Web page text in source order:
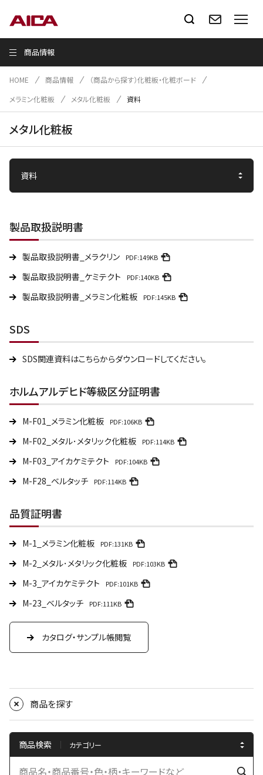
商品情報
HOME 商品情報
（商品から探す）化粧板・化粧ボード
メラミン化粧板
メタル化粧板 資料
メタル化粧板
製品取扱説明書
製品取扱説明書_メラクリン PDF:149KB
製品取扱説明書_ケミテクト PDF:140KB
製品取扱説明書_メラミン化粧板 PDF:145KB
SDS
SDS関連資料はこちらからダウンロードしてください。
ホルムアルデヒド等級区分証明書
M-F01_メラミン化粧板 PDF:106KB
M-F02_メタル･メタリック化粧板 PDF:114KB
M-F03_アイカケミテクト PDF:104KB
M-F28_ベルタッチ PDF:114KB
品質証明書
M-1_メラミン化粧板 PDF:131KB
M-2_メタル･メタリック化粧板 PDF:103KB
M-3_アイカケミテクト PDF:101KB
M-23_ベルタッチ PDF:111KB
カタログ・サンプル帳閲覧
商品を探す
商品検索